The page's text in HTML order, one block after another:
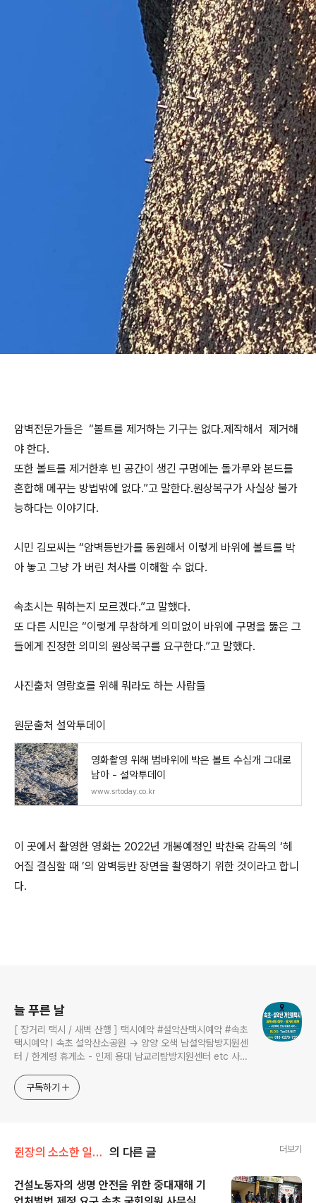
암벽전문가들은 “볼트를 제거하는 기구는 없다.제작해서 제거해
야 한다.
또한 볼트를 제거한후 빈 공간이 생긴 구멍에는 돌가루와 본드를
혼합해 메꾸는 방법밖에 없다.”고 말한다.원상복구가 사실상 불가
능하다는 이야기다.
시민 김모씨는 “암벽등반가를 동원해서 이렇게 바위에 볼트를 박
아 놓고 그냥 가 버린 처사를 이해할 수 없다.
속초시는 뭐하는지 모르겠다.”고 말했다.
또 다른 시민은 “이렇게 무참하게 의미없이 바위에 구멍을 뚫은 그
들에게 진정한 의미의 원상복구를 요구한다.”고 말했다.
사진출처 영랑호를 위해 뭐라도 하는 사람들
원문출처 설악투데이
영화촬영 위해 범바위에 박은 볼트 수십개 그대로
남아 - 설악투데이
www.srtoday.co.kr
이 곳에서 촬영한 영화는 2022년 개봉예정인 박찬욱 감독의 ‘헤
어질 결심할 때 ’의 암벽등반 장면을 촬영하기 위한 것이라고 합니
다.
늘 푸른 날
[ 장거리 택시 / 새벽 산행 ] 택시예약 #설악산택시예약 #속초
택시예약 I 속초 설악산소공원 → 양양 오색 남설악탐방지원센
터 / 한계령 휴게소 - 인제 용대 남교리탐방지원센터 etc 사전
구독하기
쥔장의 소소한 일상/지역에서 일어 나는 소식 의 다른 글 더보기
건설노동자의 생명 안전을 위한 중대재해 기